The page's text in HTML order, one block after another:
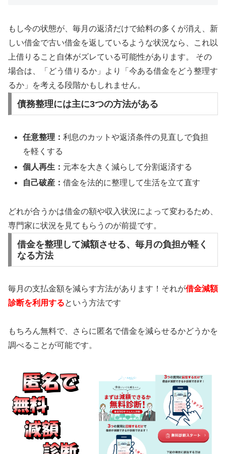
もし今の状態が、毎月の返済だけで給料の多くが消え、新
しい借金で古い借金を返しているような状況なら、これ以
上借りること自体がズレている可能性があります。 その
場合は、「どう借りるか」より「今ある借金をどう整理す
るか」を考える段階かもしれません。
債務整理には主に3つの方法がある
任意整理：利息のカットや返済条件の見直しで負担
を軽くする
個人再生： 元本を大きく減らして分割返済する
自己破産：借金を法的に整理して生活を立て直す
どれが合うかは借金の額や収入状況によって変わるため、
専門家に状況を見てもらうのが前提です。
借金を整理して減額させる、毎月の負担が軽く
なる方法
毎月の支払金額を減らす方法があります！それが借金減額
診断を利用するという方法です
もちろん無料で、さらに匿名で借金を減らせるかどうかを
調べることが可能です。